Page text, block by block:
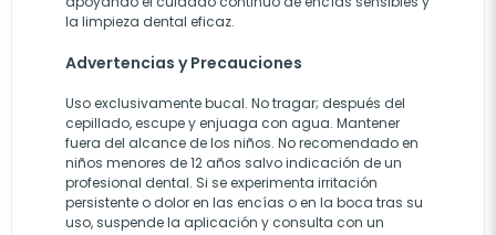
la limpieza dental eficaz.
Advertencias y Precauciones
Uso exclusivamente bucal. No tragar; después del
cepillado, escupe y enjuaga con agua. Mantener
fuera del alcance de los niños. No recomendado en
niños menores de 12 años salvo indicación de un
profesional dental. Si se experimenta irritación
persistente o dolor en las encías o en la boca tras su
uso, suspende la aplicación y consulta con un